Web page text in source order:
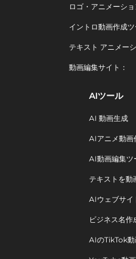
ロゴ・アニメーショ
イントロ動画作成
テキスト アニメー
動画編集サイト：
AIツール
AI 動画生成
AIアニメ動画
AI動画編集ツ
テキストを動
AIウェブサイ
ビジネス名作
AIのTikTok動